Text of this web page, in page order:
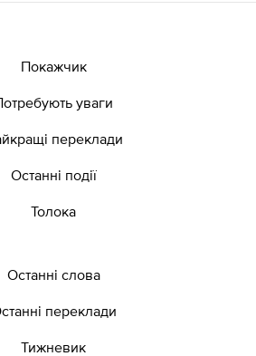
Покажчик
уваги
переклади
Останні події
Толока
Останні слова
переклади
Тижневик